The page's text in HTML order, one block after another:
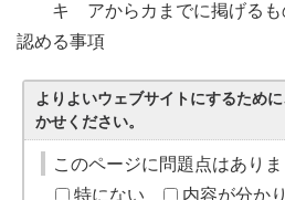
キ アからカまでに掲げるも
認める事項
よりよいウェブサイトにするため
かせください。
このページに問題点はあり
特にない
内容が分か